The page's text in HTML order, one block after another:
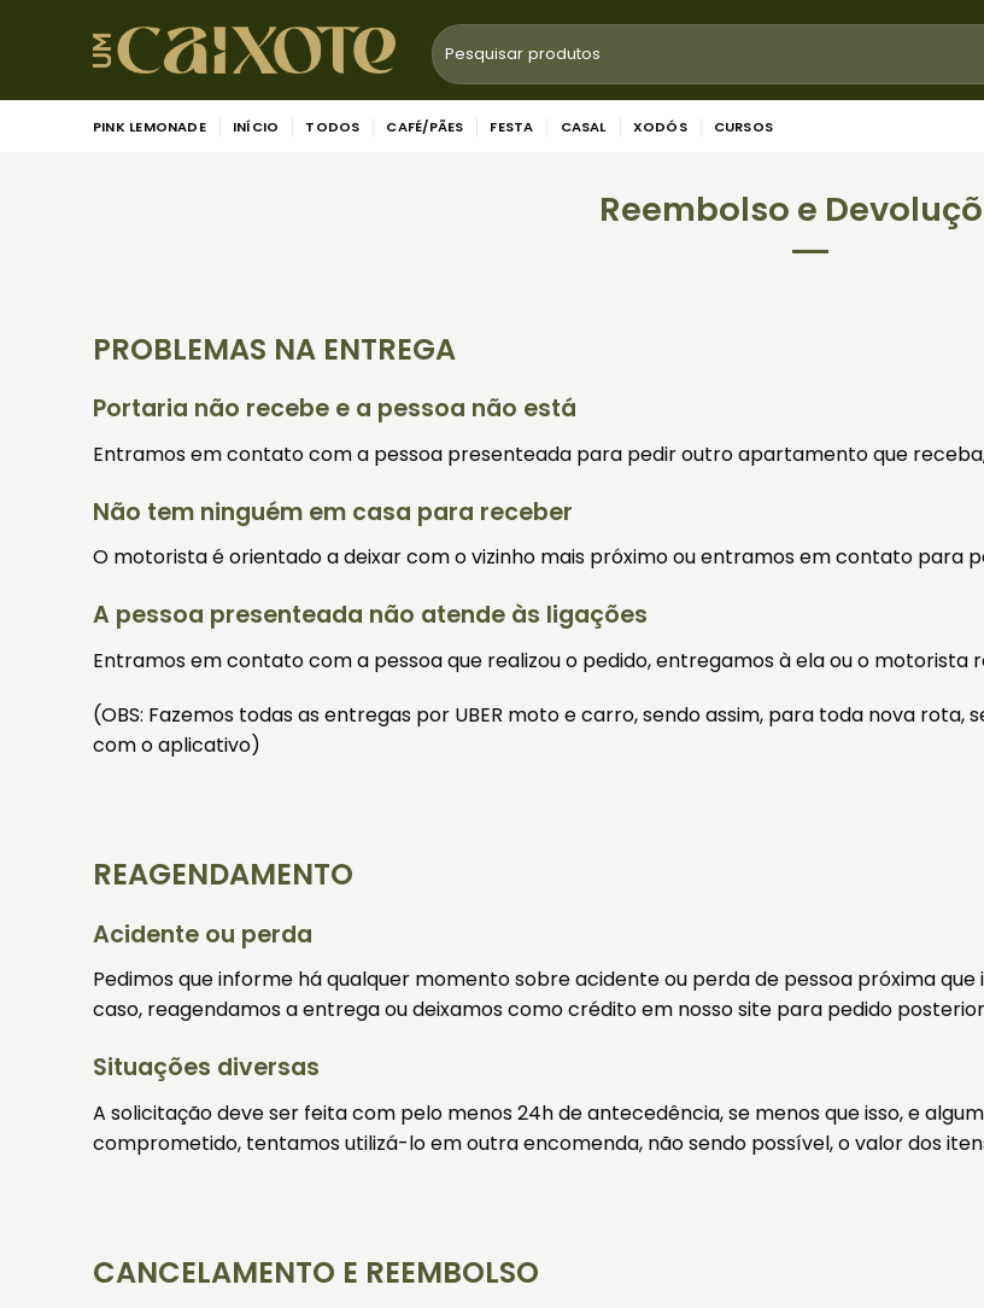
Pesquisar
por:
PINK LEMONADE INÍCIO TODOS CAFÉ/PÃES FESTA CASAL XODÓS CURSOS
Reembolso e
PROBLEMAS NA ENTREGA
Portaria não recebe e a pessoa não está
Entramos em contato com a pessoa presenteada para pedir outro apartamento que
Não tem ninguém em casa para receber
O motorista é orientado a deixar com o vizinho mais próximo ou entramos em contato para
A pessoa presenteada não atende às ligações
Entramos em contato com a pessoa que realizou o pedido, entregamos à ela ou o motorista
(OBS: Fazemos todas as entregas por UBER moto e carro, sendo assim, para toda nova
com o aplicativo)
REAGENDAMENTO
Acidente ou perda
Pedimos que informe há qualquer momento sobre acidente ou perda de pessoa próxima
caso, reagendamos a entrega ou deixamos como crédito em nosso site para pedido
Situações diversas
A solicitação deve ser feita com pelo menos 24h de antecedência, se menos que isso, e
comprometido, tentamos utilizá-lo em outra encomenda, não sendo possível, o valor dos
CANCELAMENTO E REEMBOLSO